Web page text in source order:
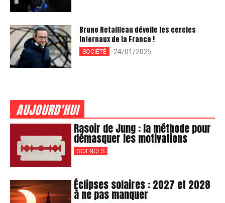
Bruno Retailleau dévoile les cercles
infernaux de la France !
SOCIÉTÉ 24/01/2025
AUJOURD'HUI
Rasoir de Jung : la méthode pour
démasquer les motivations
SCIENCES
Éclipses solaires : 2027 et 2028
à ne pas manquer